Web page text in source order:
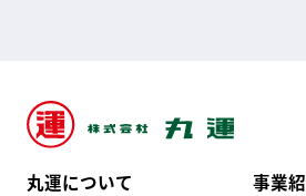
丸運について
事業